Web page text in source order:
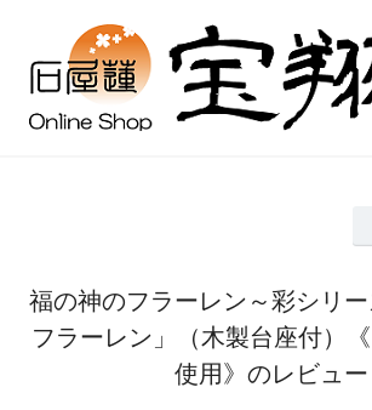
福の神のフラーレン～彩シリ
フラーレン」（木製台座付）
使用》のレビュー